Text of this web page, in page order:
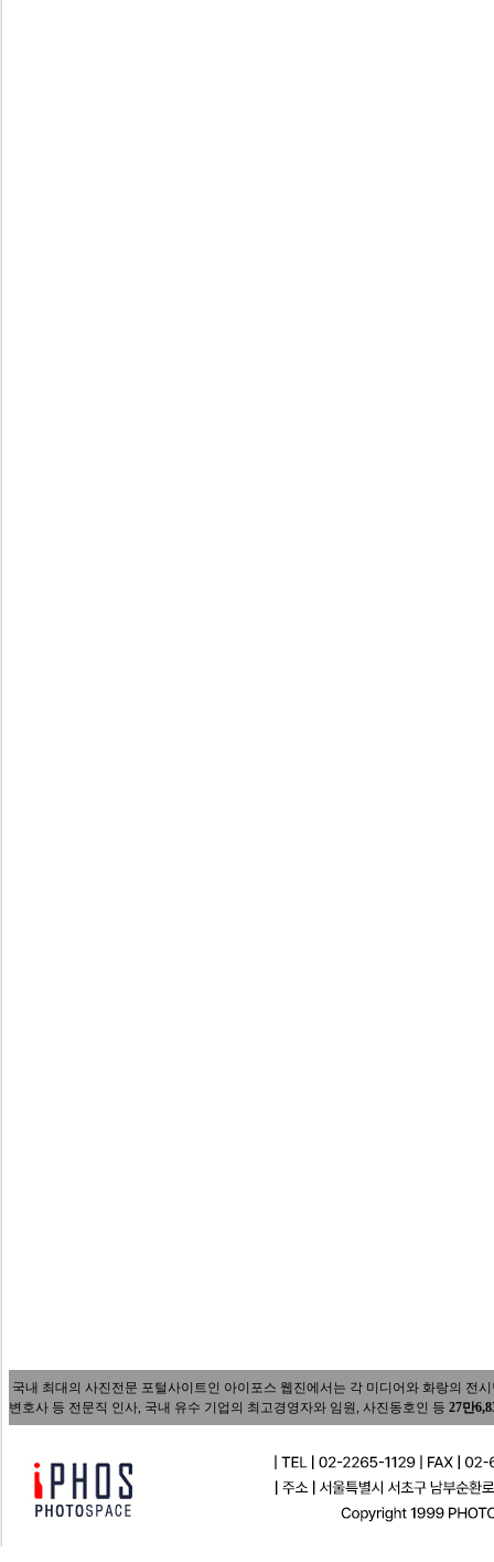
국내 최대의 사진전문 포털사이트인 아이포스 웹진에서는 각 미디어와 화랑의 전
변호사 등 전문직 인사, 국내 유수 기업의 최고경영자와 임원, 사진동호인 등 27만